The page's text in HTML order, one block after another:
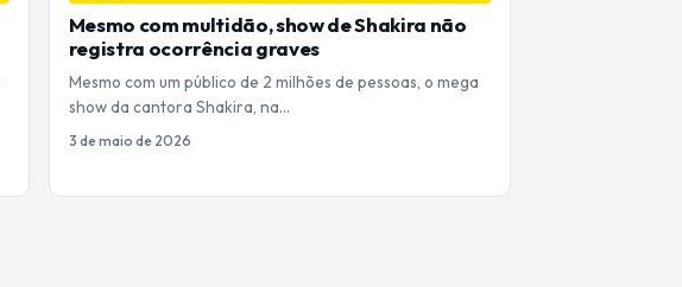
Mesmo com multidão, show de Shakira não
registra ocorrência graves
Mesmo com um público de 2 milhões de pessoas, o mega
show da cantora Shakira, na…
3 de maio de 2026